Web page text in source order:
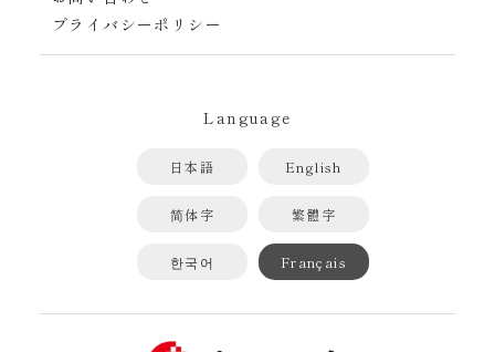
プライバシーポリシー
Language
日本語 English
简体字 繁體字
한국어 Français